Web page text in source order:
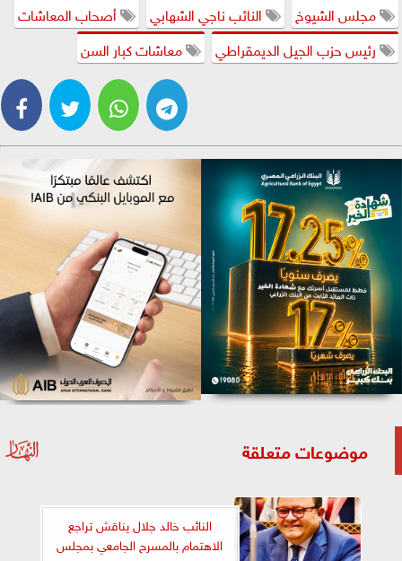
مجلس الشيوخ
النائب ناجي الشهابي
أصحاب المعاشات
رئيس حزب الجيل الديمقراطي
معاشات كبار السن
موضوعات متعلقة
النائب خالد جلال يناقش تراجع
الاهتمام بالمسرح الجامعي بمجلس